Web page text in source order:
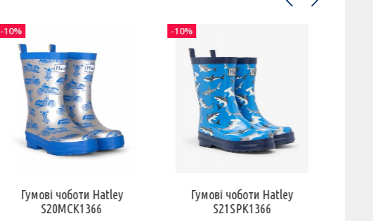
Гумові чоботи Hatley
S20MCK1366
-10%
Гумові чоботи Hatley
S21SPK1366
-10%